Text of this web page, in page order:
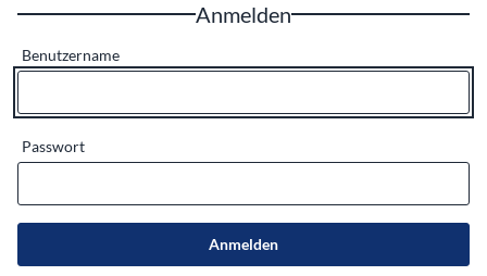
Anmelden
Benutzername
Passwort
Anmelden